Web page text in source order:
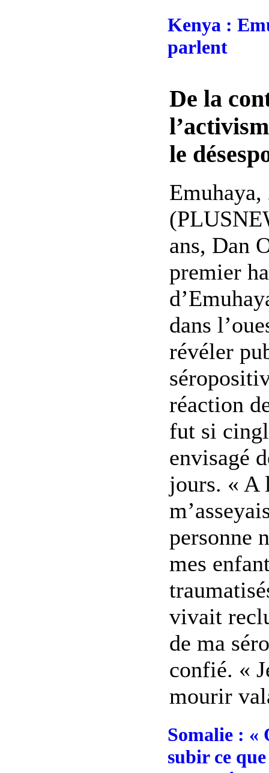
Kenya :
parlent
De la
le
Emuhaya,
ans, Dan
premier
dans
révéler
réaction
fut si
envisagé
jours. « A
personne
mes
vivait
de ma
confié. «
mourir
Somalie : «
subir ce